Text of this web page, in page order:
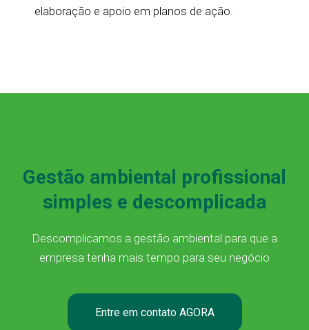
elaboração e apoio em planos de ação.
Gestão ambiental profissional
simples e descomplicada
Descomplicamos a gestão ambiental para que a
empresa tenha mais tempo para seu negócio
Entre em contato AGORA